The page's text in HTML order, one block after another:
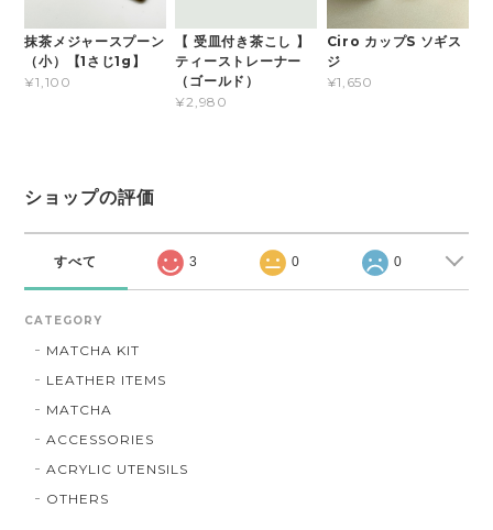
抹茶メジャースプーン
（小）【1さじ1g】
¥1,100
【 受皿付き茶こし 】
ティーストレーナー
（ゴールド）
¥2,980
Ciro カップS ソギス
ジ
¥1,650
ショップの評価
すべて 3 0 0
CATEGORY
MATCHA KIT
LEATHER ITEMS
MATCHA
ACCESSORIES
ACRYLIC UTENSILS
OTHERS